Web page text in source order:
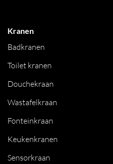
Kranen
Badkranen
Toilet kranen
Douchekraan
Wastafelkraan
Fonteinkraan
Keukenkranen
Sensorkraan